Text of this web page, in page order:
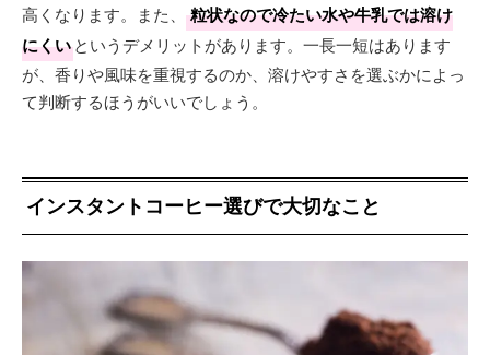
高くなります。また、
粒状なので冷たい水や牛乳では溶け
にくいというデメリットがあります。一長一短はあります
が、香りや風味を重視するのか、溶けやすさを選ぶかによっ
て判断するほうがいいでしょう。
インスタントコーヒー選びで大切なこと